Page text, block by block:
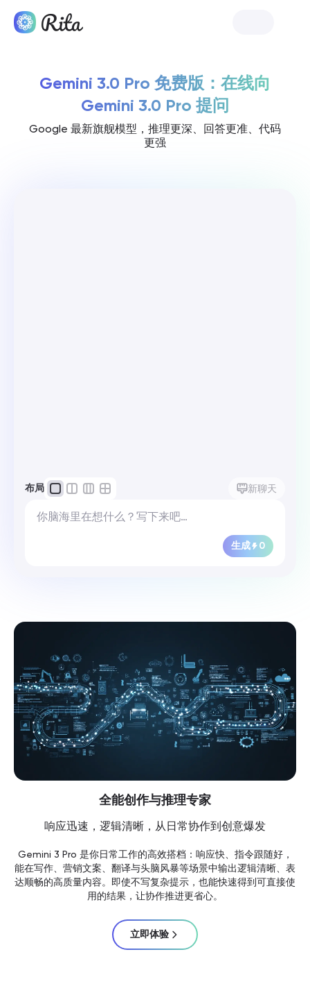
Gemini 3.0 Pro 免费版：在线向
Gemini 3.0 Pro 提问
Google 最新旗舰模型，推理更深、回答更准、代码
更强
布局 新聊天
生成 0
全能创作与推理专家
响应迅速，逻辑清晰，从日常协作到创意爆发
Gemini 3 Pro 是你日常工作的高效搭档：响应快、指令跟随好，
能在写作、营销文案、翻译与头脑风暴等场景中输出逻辑清晰、表
达顺畅的高质量内容。即使不写复杂提示，也能快速得到可直接使
用的结果，让协作推进更省心。
立即体验